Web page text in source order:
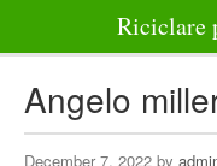
Riciclare
Alimenti
Angelo
December 7, 2022 by